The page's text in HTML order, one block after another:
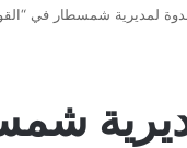
لمديرية شمسطار في